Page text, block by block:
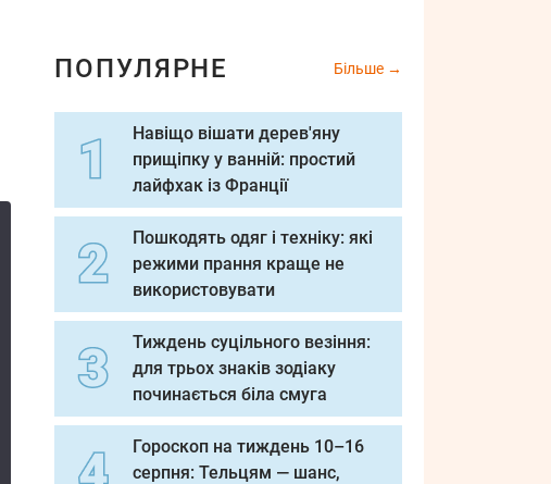
ПОПУЛЯРНЕ Більше
Навіщо вішати дерев'яну
прищіпку у ванній: простий
лайфхак із Франції
Пошкодять одяг і техніку: які
режими прання краще не
використовувати
Тиждень суцільного везіння:
для трьох знаків зодіаку
починається біла смуга
Гороскоп на тиждень 10–16
серпня: Тельцям — шанс,